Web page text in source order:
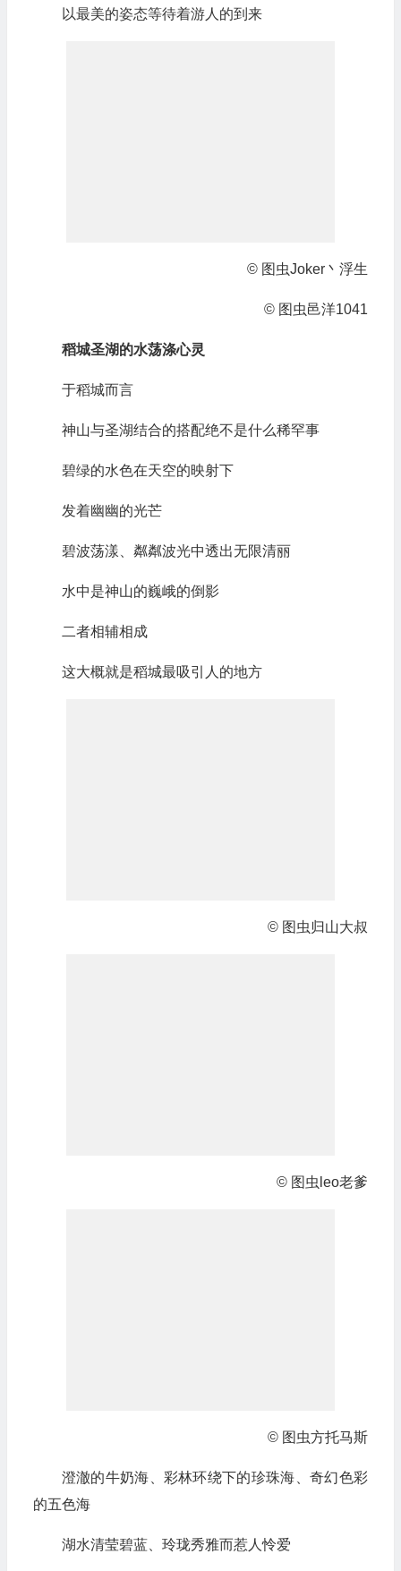
以最美的姿态等待着游人的到来
© 图虫Joker丶浮生
© 图虫邑洋1041
稻城圣湖的水荡涤心灵
于稻城而言
神山与圣湖结合的搭配绝不是什么稀罕事
碧绿的水色在天空的映射下
发着幽幽的光芒
碧波荡漾、粼粼波光中透出无限清丽
水中是神山的巍峨的倒影
二者相辅相成
这大概就是稻城最吸引人的地方
© 图虫归山大叔
© 图虫leo老爹
© 图虫方托马斯
澄澈的牛奶海、彩林环绕下的珍珠海、奇幻色彩
的五色海
湖水清莹碧蓝、玲珑秀雅而惹人怜爱